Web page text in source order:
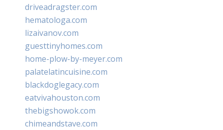
driveadragster.com
hematologa.com
lizaivanov.com
guesttinyhomes.com
home-plow-by-meyer.com
palatelatincuisine.com
blackdoglegacy.com
eatvivahouston.com
thebigshowok.com
chimeandstave.com